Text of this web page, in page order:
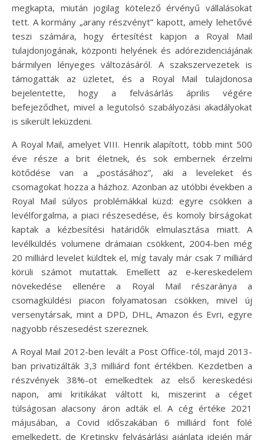
megkapta, miután jogilag kötelező érvényű vállalásokat
tett. A kormány „arany részvényt” kapott, amely lehetővé
teszi számára, hogy értesítést kapjon a Royal Mail
tulajdonjogának, központi helyének és adórezidenciájának
bármilyen lényeges változásáról. A szakszervezetek is
támogatták az üzletet, és a Royal Mail tulajdonosa
bejelentette, hogy a felvásárlás április végére
befejeződhet, mivel a legutolsó szabályozási akadályokat
is sikerült leküzdeni.
A Royal Mail, amelyet VIII. Henrik alapított, több mint 500
éve része a brit életnek, és sok embernek érzelmi
kötődése van a „postásához”, aki a leveleket és
csomagokat hozza a házhoz. Azonban az utóbbi években a
Royal Mail súlyos problémákkal küzd: egyre csökken a
levélforgalma, a piaci részesedése, és komoly bírságokat
kaptak a kézbesítési határidők elmulasztása miatt. A
levélküldés volumene drámaian csökkent, 2004-ben még
20 milliárd levelet küldtek el, míg tavaly már csak 7 milliárd
körüli számot mutattak. Emellett az e-kereskedelem
növekedése ellenére a Royal Mail részaránya a
csomagküldési piacon folyamatosan csökken, mivel új
versenytársak, mint a DPD, DHL, Amazon és Evri, egyre
nagyobb részesedést szereznek.
A Royal Mail 2012-ben levált a Post Office-tól, majd 2013-
ban privatizálták 3,3 milliárd font értékben. Kezdetben a
részvények 38%-ot emelkedtek az első kereskedési
napon, ami kritikákat váltott ki, miszerint a céget
túlságosan alacsony áron adták el. A cég értéke 2021
májusában, a Covid időszakában 6 milliárd font fölé
emelkedett, de Kretinsky felvásárlási ajánlata idején már